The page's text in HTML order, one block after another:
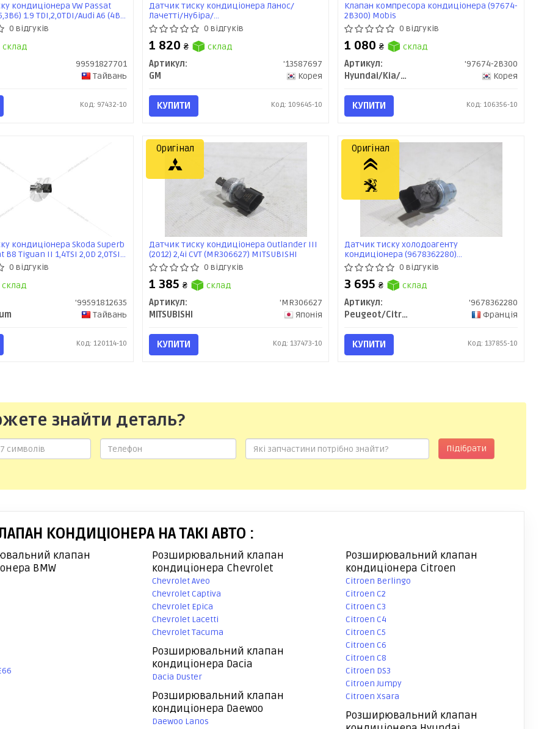
кондиціонера VW Passat
1.9 TDI,2,0TDI/Audi A6 (4B2,
(99591827701) VIKA
0 відгуків
склад
99591827701
Тайвань
Код: 97432-10
Датчик тиску кондиціонера Ланос/
Лачетті/Нубіра/
Леганза/Tacuma/Captiva/Epica
(перепускний) (13587697) GM
0 відгуків
1 820₴
склад
Артикул:
'13587697
GM
Корея
КУПИТИ Код: 109645-10
Клапан компресора кондиціонера (97674-
2B300) Mobis
0 відгуків
1 080₴
склад
Артикул:
'97674-2B300
Hyundai/Kia/Mobis
Корея
КУПИТИ Код: 106356-10
кондиціонера Skoda Superb
B8 Tiguan II 1,4TSI 2,0D 2,0TSI
VIKA Premium
0 відгуків
склад
'99591812635
Тайвань
Код: 120114-10
Датчик тиску кондиціонера Outlander III
(2012) 2,4i CVT (MR306627) MITSUBISHI
0 відгуків
1 385₴
склад
Артикул:
'MR306627
MITSUBISHI
Японія
КУПИТИ Код: 137473-10
Оригінал
Датчик тиску холодоагенту
кондиціонера (9678362280)
Citroen/Peugeot0 відгуків
3 695₴
склад
Артикул:
'9678362280
Peugeot/Citroen
Франція
КУПИТИ Код: 137855-10
Оригінал
знайти деталь?
Підібрати
КОНДИЦІОНЕРА НА ТАКІ АВТО :
клапан
BMW
Розширювальний клапан
кондиціонера Chevrolet
Chevrolet Aveo
Chevrolet Captiva
Chevrolet Epica
Chevrolet Lacetti
Chevrolet Tacuma
Розширювальний клапан
кондиціонера Citroen
Citroen Berlingo
Citroen C2
Citroen C3
Citroen C4
Citroen C5
Citroen C6
Citroen C8
Citroen DS3
Citroen Jumpy
Citroen Xsara
Розширювальний клапан
кондиціонера Dacia
Dacia Duster
Розширювальний клапан
кондиціонера Daewoo
Daewoo Lanos
Розширювальний клапан